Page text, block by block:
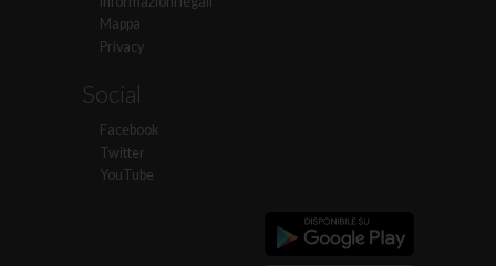
Mappa
Privacy
Social
Facebook
Twitter
YouTube